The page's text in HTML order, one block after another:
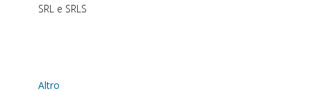
SRL e SRLS
Altro